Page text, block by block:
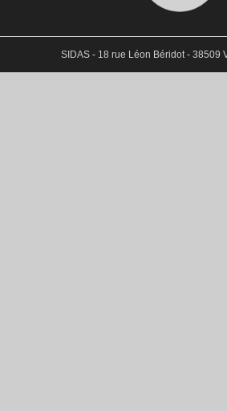
SIDAS - 18 rue Léon Béridot - 38509